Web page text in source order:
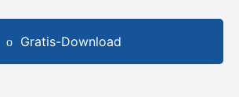
Gratis-Download